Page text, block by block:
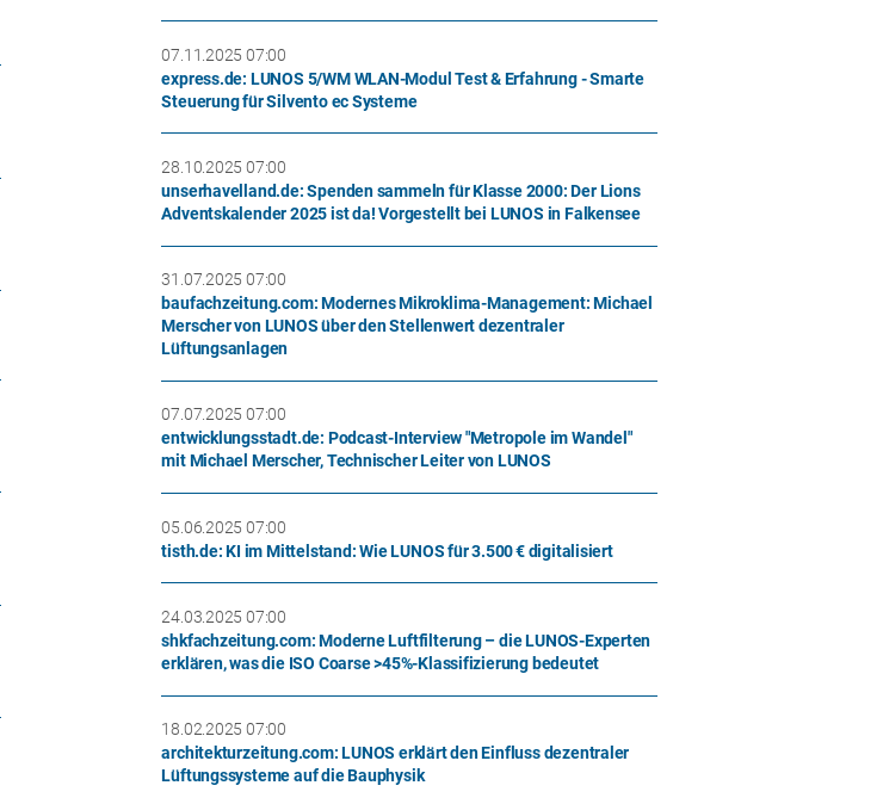
07.11.2025 07:00
express.de: LUNOS 5/WM WLAN-Modul Test & Erfahrung - Smarte
Steuerung für Silvento ec Systeme
28.10.2025 07:00
unserhavelland.de: Spenden sammeln für Klasse 2000: Der Lions
Adventskalender 2025 ist da! Vorgestellt bei LUNOS in Falkensee
31.07.2025 07:00
baufachzeitung.com: Modernes Mikroklima-Management: Michael
Merscher von LUNOS über den Stellenwert dezentraler
Lüftungsanlagen
07.07.2025 07:00
entwicklungsstadt.de: Podcast-Interview "Metropole im Wandel"
mit Michael Merscher, Technischer Leiter von LUNOS
05.06.2025 07:00
tisth.de: KI im Mittelstand: Wie LUNOS für 3.500 € digitalisiert
24.03.2025 07:00
shkfachzeitung.com: Moderne Luftfilterung – die LUNOS-Experten
erklären, was die ISO Coarse >45%-Klassifizierung bedeutet
18.02.2025 07:00
architekturzeitung.com: LUNOS erklärt den Einfluss dezentraler
Lüftungssysteme auf die Bauphysik